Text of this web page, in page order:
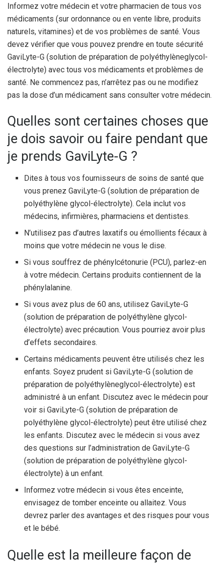
Informez votre médecin et votre pharmacien de tous vos
médicaments (sur ordonnance ou en vente libre, produits
naturels, vitamines) et de vos problèmes de santé. Vous
devez vérifier que vous pouvez prendre en toute sécurité
GaviLyte-G (solution de préparation de polyéthylèneglycol-
électrolyte) avec tous vos médicaments et problèmes de
santé. Ne commencez pas, n’arrêtez pas ou ne modifiez
pas la dose d’un médicament sans consulter votre médecin.
Quelles sont certaines choses que
je dois savoir ou faire pendant que
je prends GaviLyte-G ?
Dites à tous vos fournisseurs de soins de santé que
vous prenez GaviLyte-G (solution de préparation de
polyéthylène glycol-électrolyte). Cela inclut vos
médecins, infirmières, pharmaciens et dentistes.
N’utilisez pas d’autres laxatifs ou émollients fécaux à
moins que votre médecin ne vous le dise.
Si vous souffrez de phénylcétonurie (PCU), parlez-en
à votre médecin. Certains produits contiennent de la
phénylalanine.
Si vous avez plus de 60 ans, utilisez GaviLyte-G
(solution de préparation de polyéthylène glycol-
électrolyte) avec précaution. Vous pourriez avoir plus
d’effets secondaires.
Certains médicaments peuvent être utilisés chez les
enfants. Soyez prudent si GaviLyte-G (solution de
préparation de polyéthylèneglycol-électrolyte) est
administré à un enfant. Discutez avec le médecin pour
voir si GaviLyte-G (solution de préparation de
polyéthylène glycol-électrolyte) peut être utilisé chez
les enfants. Discutez avec le médecin si vous avez
des questions sur l’administration de GaviLyte-G
(solution de préparation de polyéthylène glycol-
électrolyte) à un enfant.
Informez votre médecin si vous êtes enceinte,
envisagez de tomber enceinte ou allaitez. Vous
devrez parler des avantages et des risques pour vous
et le bébé.
Quelle est la meilleure façon de